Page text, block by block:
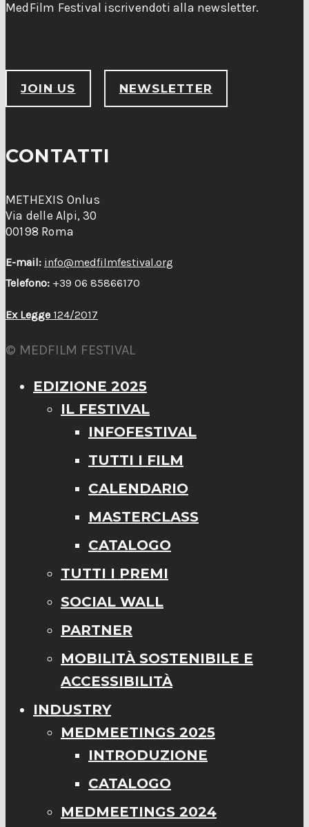
MedFilm Festival iscrivendoti alla newsletter.
JOIN US NEWSLETTER
CONTATTI
METHEXIS Onlus
Via delle Alpi, 30
00198 Roma
E-mail: info@medfilmfestival.org
Telefono: +39 06 85866170
Ex Legge 124/2017
© MEDFILM FESTIVAL
EDIZIONE 2025
IL FESTIVAL
INFOFESTIVAL
TUTTI I FILM
CALENDARIO
MASTERCLASS
CATALOGO
TUTTI I PREMI
SOCIAL WALL
PARTNER
MOBILITÀ SOSTENIBILE E
ACCESSIBILITÀ
INDUSTRY
MEDMEETINGS 2025
INTRODUZIONE
CATALOGO
MEDMEETINGS 2024